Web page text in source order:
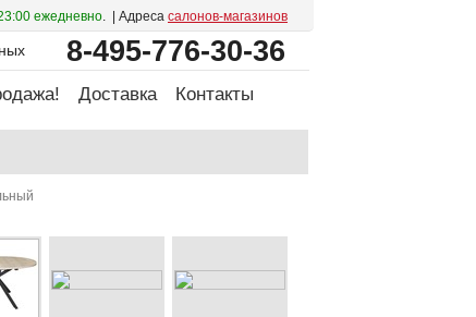
ежедневно. | Адреса салонов-магазинов
8-495-776-30-36
Доставка Контакты